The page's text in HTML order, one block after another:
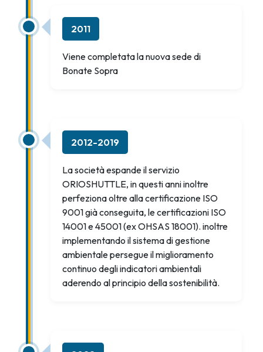
2011
Viene completata la nuova sede di
Bonate Sopra
2012-2019
La società espande il servizio
ORIOSHUTTLE, in questi anni inoltre
perfeziona oltre alla certificazione ISO
9001 già conseguita, le certificazioni ISO
14001 e 45001 (ex OHSAS 18001). inoltre
implementando il sistema di gestione
ambientale persegue il miglioramento
continuo degli indicatori ambientali
aderendo al principio della sostenibilità.